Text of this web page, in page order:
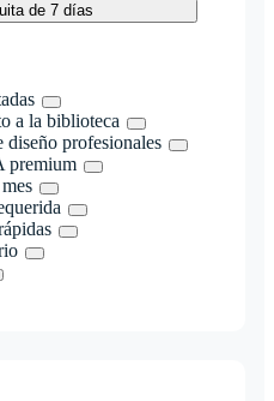
de 7 días
a la biblioteca
diseño profesionales
premium